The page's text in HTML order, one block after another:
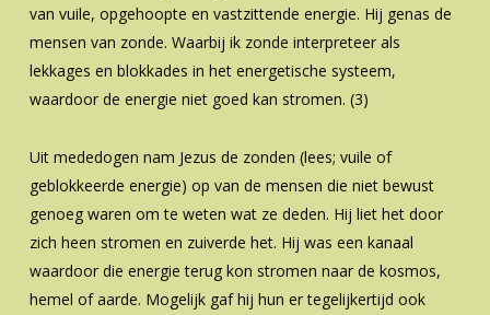
van vuile, opgehoopte en vastzittende energie. Hij genas de
mensen van zonde. Waarbij ik zonde interpreteer als
lekkages en blokkades in het energetische systeem,
waardoor de energie niet goed kan stromen. (3)
Uit mededogen nam Jezus de zonden (lees; vuile of
geblokkeerde energie) op van de mensen die niet bewust
genoeg waren om te weten wat ze deden. Hij liet het door
zich heen stromen en zuiverde het. Hij was een kanaal
waardoor die energie terug kon stromen naar de kosmos,
hemel of aarde. Mogelijk gaf hij hun er tegelijkertijd ook